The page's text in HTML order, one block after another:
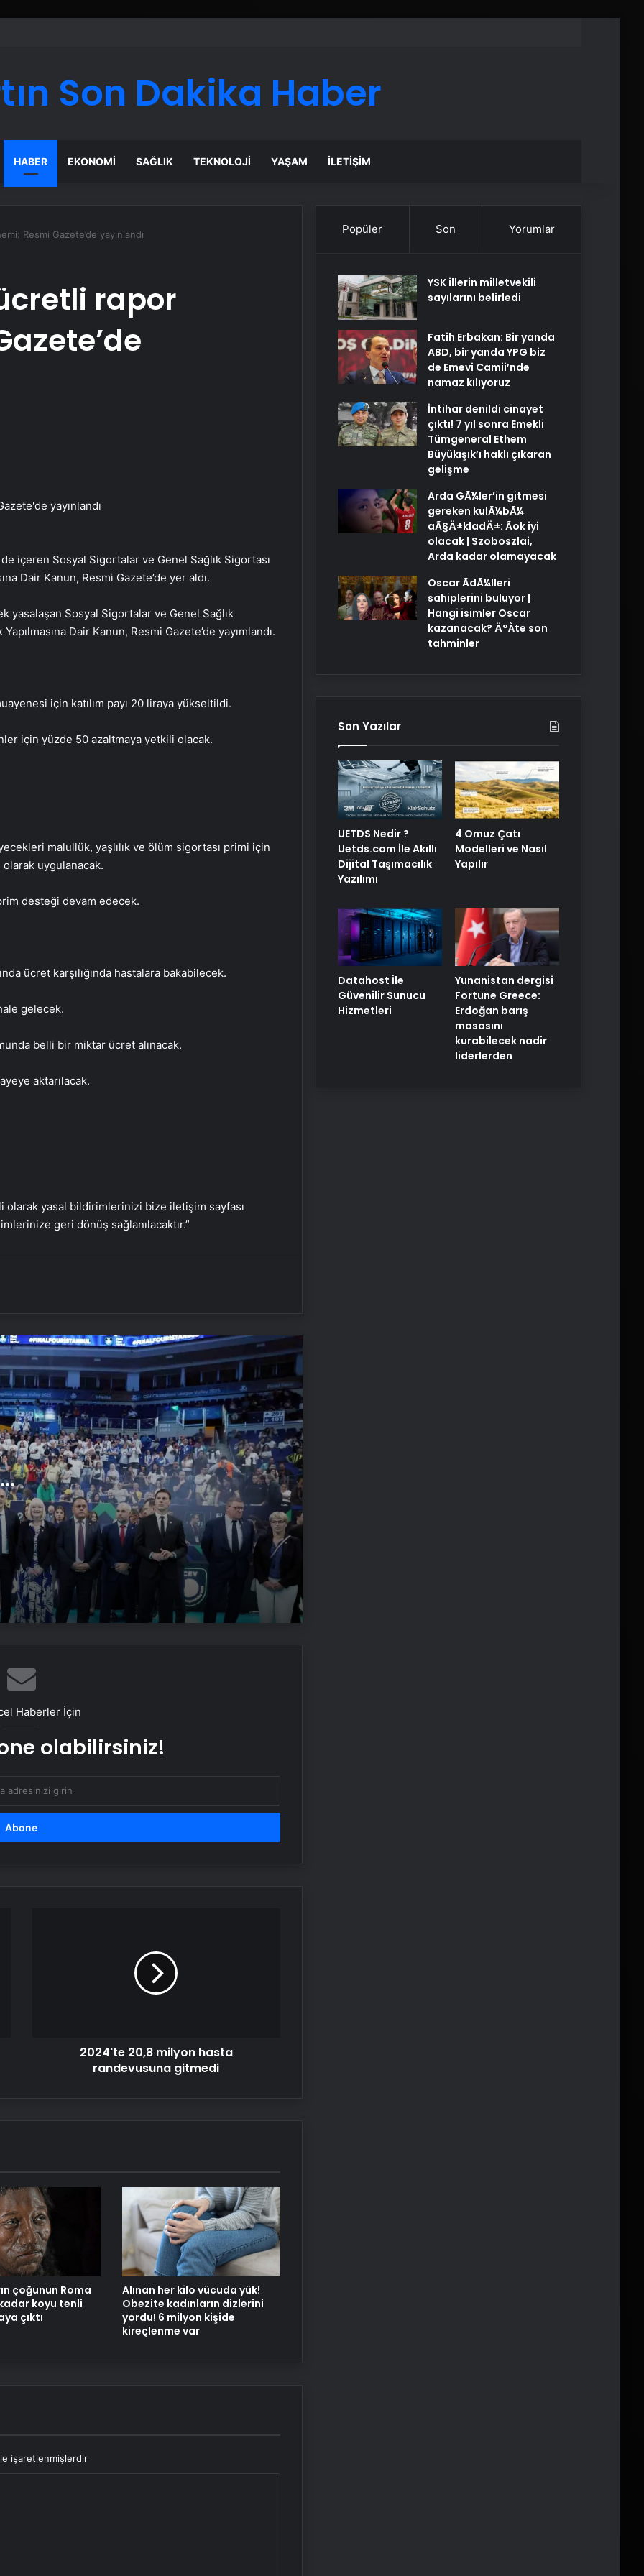
Son Dakika Haber
HABER EKONOMI SAĞLIK TEKNOLOJI YAŞAM İLETIŞIM
Resmi Gazete’de yayınlandı
rapor
içeren Sosyal Sigortalar ve Genel Sağlık Sigortası
Dair Kanun, Resmi Gazete’de yer aldı.
yasalaşan Sosyal Sigortalar ve Genel Sağlık
Dair Kanun, Resmi Gazete’de yayımlandı.
için katılım payı 20 liraya yükseltildi.
için yüzde 50 azaltmaya yetkili olacak.
malullük, yaşlılık ve ölüm sigortası primi için
uygulanacak.
desteği devam edecek.
ücret karşılığında hastalara bakabilecek.
gelecek.
belli bir miktar ücret alınacak.
aktarılacak.
olarak yasal bildirimlerinizi bize iletişim sayfası
geri dönüş sağlanılacaktır.”
Şampiyon Oldu
geliştirildi
Anne karnında ameliyat oldu
Kanserle mücadelede yapay zeka
ile ışık hızında tedavi
Video. Norveç Prensesi Ingrid, devlet
ziyareti programına ilk kez katıldı
İlk evcil kedilerin Çin’e İpek Yolu
üzerinden gittiği ortaya çıktı
Dünyaca ünlü rock pop grubu
Meme kanserine akıllı bomba! Yeni
yöntem tedavide çığır açacak…
Haberler İçin
olabilirsiniz!
2024'te 20,8 milyon hasta
randevusuna gitmedi
çoğunun Roma
koyu tenli
çıktı
Alınan her kilo vücuda yük!
Obezite kadınların dizlerini
yordu! 6 milyon kişide
kireçlenme var
işaretlenmişlerdir
Popüler Son Yorumlar
YSK illerin milletvekili
sayılarını belirledi
Fatih Erbakan: Bir yanda
ABD, bir yanda YPG biz
de Emevi Camii’nde
namaz kılıyoruz
İntihar denildi cinayet
çıktı! 7 yıl sonra Emekli
Tümgeneral Ethem
Büyükışık’ı haklı çıkaran
gelişme
Arda GÃ¼ler’in gitmesi
gereken kulÃ¼bÃ¼
aÃ§Ä±kladÄ±: Ãok iyi
olacak | Szoboszlai,
Arda kadar olamayacak
Oscar ÃdÃ¼lleri
sahiplerini buluyor |
Hangi isimler Oscar
kazanacak? Ä°Åte son
tahminler
Son Yazılar
UETDS Nedir ?
Uetds.com İle Akıllı
Dijital Taşımacılık
Yazılımı
4 Omuz Çatı
Modelleri ve Nasıl
Yapılır
Datahost İle
Güvenilir Sunucu
Hizmetleri
Yunanistan dergisi
Fortune Greece:
Erdoğan barış
masasını
kurabilecek nadir
liderlerden